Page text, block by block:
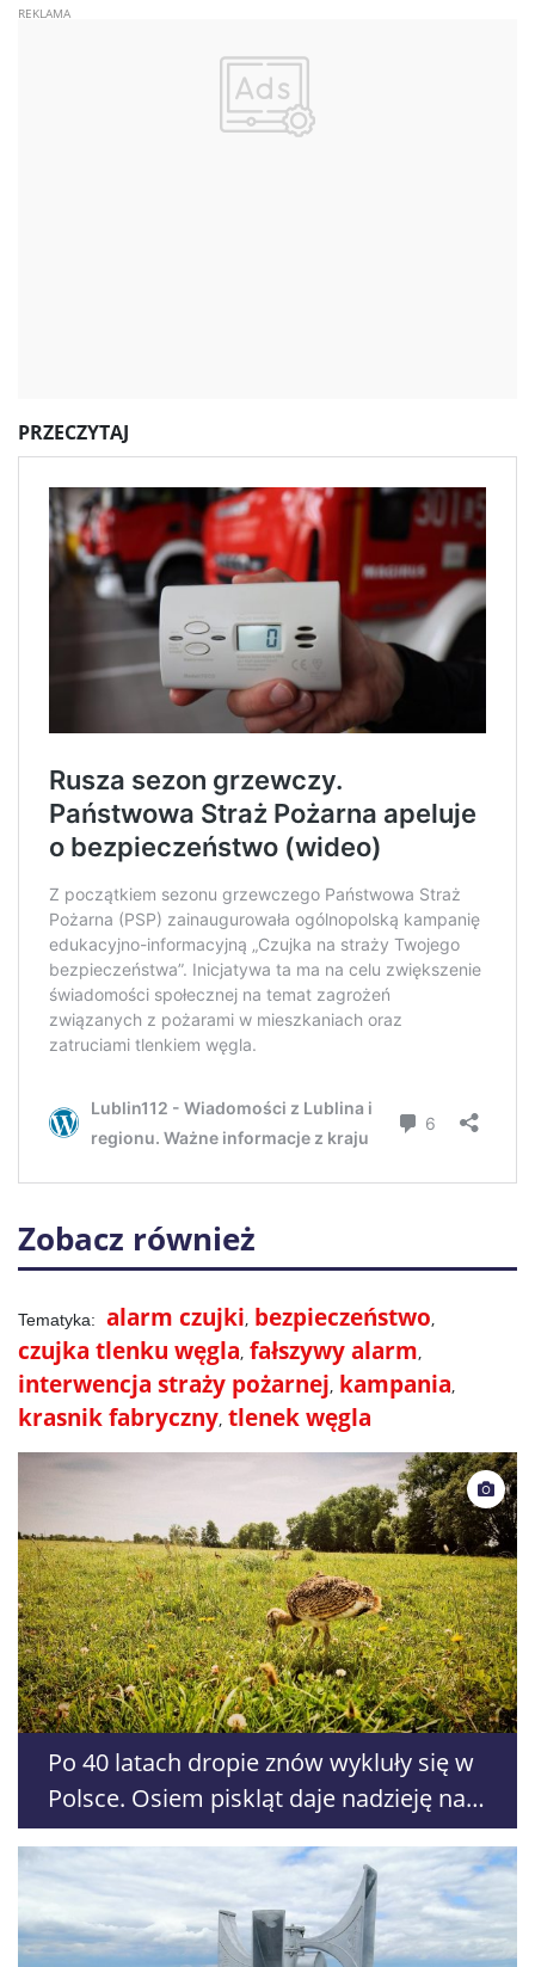
PRZECZYTAJ
Zobacz również
alarm czujki bezpieczeństwo
czujka tlenku węgla fałszywy alarm
interwencja straży pożarnej kampania
krasnik fabryczny tlenek węgla
Po 40 latach dropie znów wykluły się w
Polsce. Osiem piskląt daje nadzieję na
powrót gatunku